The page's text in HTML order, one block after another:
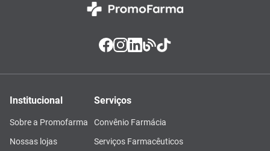
Institucional
Sobre a Promofarma
Nossas lojas
Serviços
Convênio Farmácia
Serviços Farmacêuticos